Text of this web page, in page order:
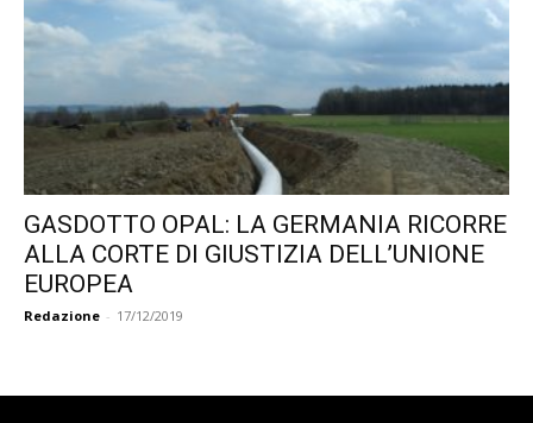
GASDOTTO OPAL: LA GERMANIA RICORRE
ALLA CORTE DI GIUSTIZIA DELL’UNIONE
EUROPEA
Redazione - 17/12/2019